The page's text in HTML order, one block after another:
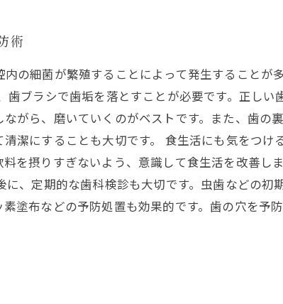
術
の細菌が繁殖することによって発生することが
ブラシで歯垢を落とすことが必要です。正し
がら、磨いていくのがベストです。また、歯の
潔にすることも大切です。 食生活にも気をつ
を摂りすぎないよう、意識して食生活を改善し
、定期的な歯科検診も大切です。虫歯などの
塗布などの予防処置も効果的です。歯の穴を予